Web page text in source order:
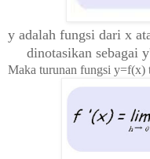
y adalah fungsi dari x
dinotasikan sebagai
Maka turunan fungsi y=f(x)